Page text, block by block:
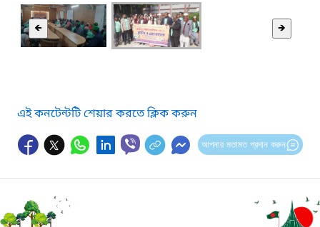
🡸 🡺
এই কনটেন্টটি শেয়ার করতে ক্লিক করুন
আপনার মতামত প্রদান করুন